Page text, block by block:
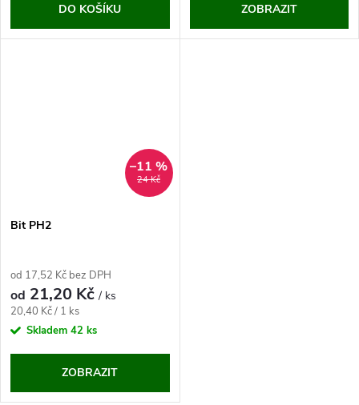
DO KOŠÍKU ZOBRAZIT
24 Kč
–11 %
Bit PH2
od 17,52 Kč bez DPH
od 21,20 Kč/ ks
Měrná
cena:
20,40 Kč / 1 ks
Skladem 42 ks
ZOBRAZIT